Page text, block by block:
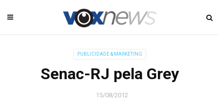
PUBLICIDADE & MARKETING
Senac-RJ pela Grey
15/08/2012